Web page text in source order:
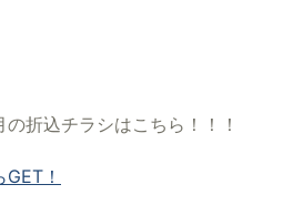
折込チラシはこちら！！！
！